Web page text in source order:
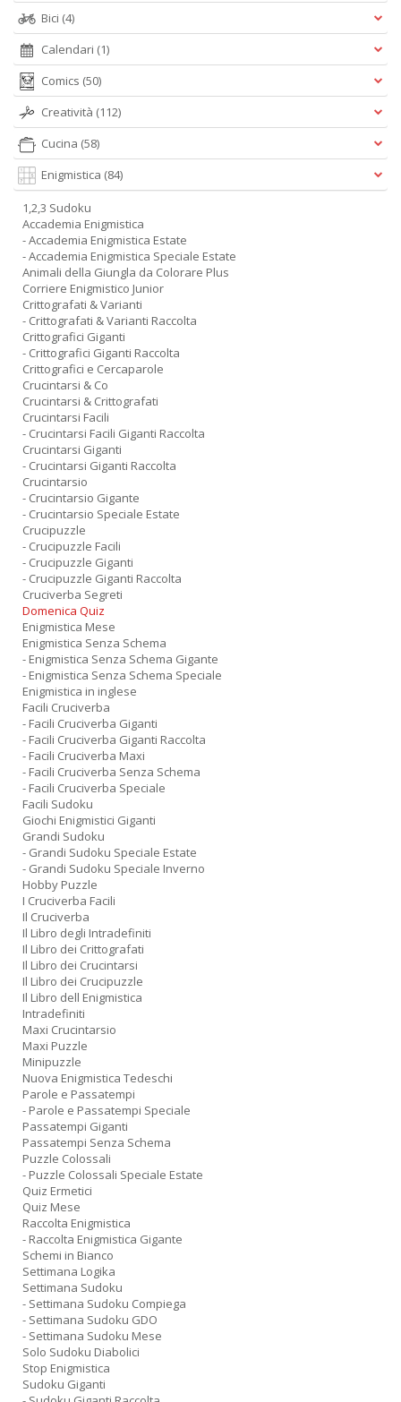
Bici (4)
Calendari (1)
Comics (50)
Creatività (112)
Cucina (58)
Enigmistica (84)
1,2,3 Sudoku
Accademia Enigmistica
- Accademia Enigmistica Estate
- Accademia Enigmistica Speciale Estate
Animali della Giungla da Colorare Plus
Corriere Enigmistico Junior
Crittografati & Varianti
- Crittografati & Varianti Raccolta
Crittografici Giganti
- Crittografici Giganti Raccolta
Crittografici e Cercaparole
Crucintarsi & Co
Crucintarsi & Crittografati
Crucintarsi Facili
- Crucintarsi Facili Giganti Raccolta
Crucintarsi Giganti
- Crucintarsi Giganti Raccolta
Crucintarsio
- Crucintarsio Gigante
- Crucintarsio Speciale Estate
Crucipuzzle
- Crucipuzzle Facili
- Crucipuzzle Giganti
- Crucipuzzle Giganti Raccolta
Cruciverba Segreti
Domenica Quiz
Enigmistica Mese
Enigmistica Senza Schema
- Enigmistica Senza Schema Gigante
- Enigmistica Senza Schema Speciale
Enigmistica in inglese
Facili Cruciverba
- Facili Cruciverba Giganti
- Facili Cruciverba Giganti Raccolta
- Facili Cruciverba Maxi
- Facili Cruciverba Senza Schema
- Facili Cruciverba Speciale
Facili Sudoku
Giochi Enigmistici Giganti
Grandi Sudoku
- Grandi Sudoku Speciale Estate
- Grandi Sudoku Speciale Inverno
Hobby Puzzle
I Cruciverba Facili
Il Cruciverba
Il Libro degli Intradefiniti
Il Libro dei Crittografati
Il Libro dei Crucintarsi
Il Libro dei Crucipuzzle
Il Libro dell Enigmistica
Intradefiniti
Maxi Crucintarsio
Maxi Puzzle
Minipuzzle
Nuova Enigmistica Tedeschi
Parole e Passatempi
- Parole e Passatempi Speciale
Passatempi Giganti
Passatempi Senza Schema
Puzzle Colossali
- Puzzle Colossali Speciale Estate
Quiz Ermetici
Quiz Mese
Raccolta Enigmistica
- Raccolta Enigmistica Gigante
Schemi in Bianco
Settimana Logika
Settimana Sudoku
- Settimana Sudoku Compiega
- Settimana Sudoku GDO
- Settimana Sudoku Mese
Solo Sudoku Diabolici
Stop Enigmistica
Sudoku Giganti